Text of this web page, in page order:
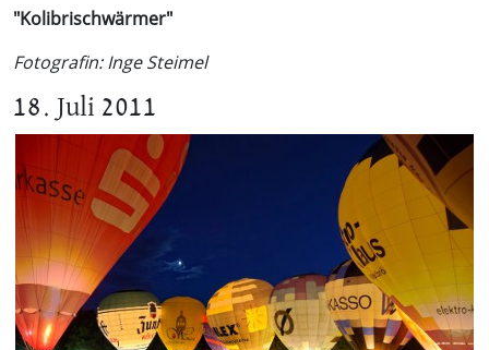
"Kolibrischwärmer"
Fotografin: Inge Steimel
18. Juli 2011